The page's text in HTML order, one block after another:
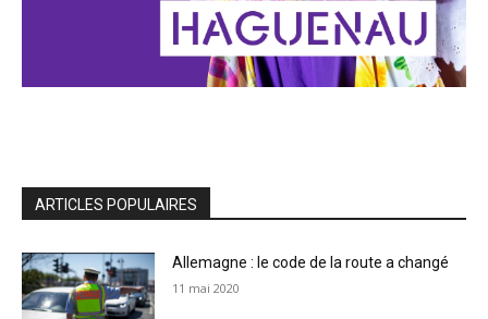
ARTICLES POPULAIRES
Allemagne : le code de la route a changé
11 mai 2020